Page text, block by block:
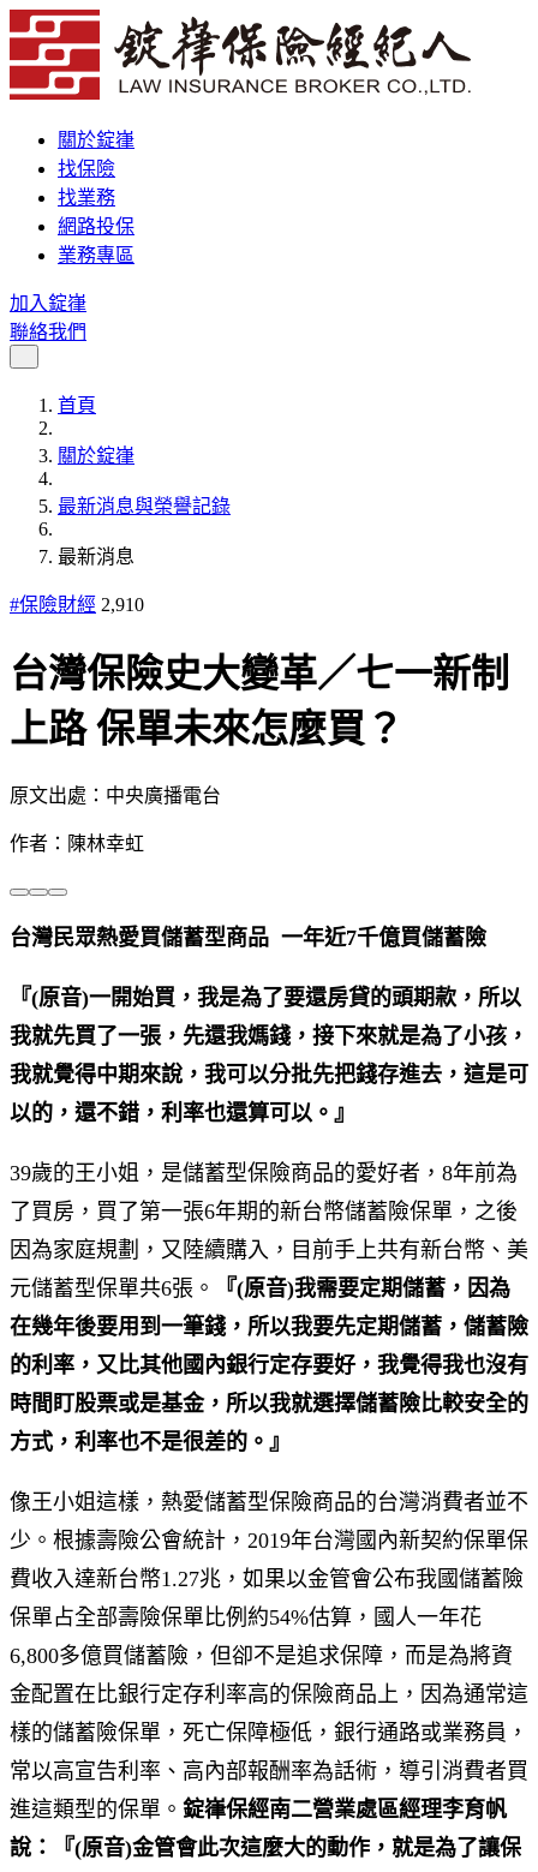
關於錠嵂
找保險
找業務
網路投保
業務專區
加入錠嵂
聯絡我們
首頁
關於錠嵂
最新消息與榮譽記錄
最新消息
#保險財經 2,910
台灣保險史大變革／七一新制
上路 保單未來怎麼買？
原文出處：中央廣播電台
作者：陳林幸虹
台灣民眾熱愛買儲蓄型商品 一年近7千億買儲蓄險
『(原音)一開始買，我是為了要還房貸的頭期款，所以
我就先買了一張，先還我媽錢，接下來就是為了小孩，
我就覺得中期來說，我可以分批先把錢存進去，這是可
以的，還不錯，利率也還算可以。』
39歲的王小姐，是儲蓄型保險商品的愛好者，8年前為
了買房，買了第一張6年期的新台幣儲蓄險保單，之後
因為家庭規劃，又陸續購入，目前手上共有新台幣、美
元儲蓄型保單共6張。
『(原音)我需要定期儲蓄，因為
在幾年後要用到一筆錢，所以我要先定期儲蓄，儲蓄險
的利率，又比其他國內銀行定存要好，我覺得我也沒有
時間盯股票或是基金，所以我就選擇儲蓄險比較安全的
方式，利率也不是很差的。』
像王小姐這樣，熱愛儲蓄型保險商品的台灣消費者並不
少。根據壽險公會統計，2019年台灣國內新契約保單保
費收入達新台幣1.27兆，如果以金管會公布我國儲蓄險
保單占全部壽險保單比例約54%估算，國人一年花
6,800多億買儲蓄險，但卻不是追求保障，而是為將資
金配置在比銀行定存利率高的保險商品上，因為通常這
樣的儲蓄險保單，死亡保障極低，銀行通路或業務員，
常以高宣告利率、高內部報酬率為話術，導引消費者買
進這類型的保單。 錠嵂保經南二營業處區經理李育帆
說：
『(原音)金管會此次這麼大的動作，就是為了讓保